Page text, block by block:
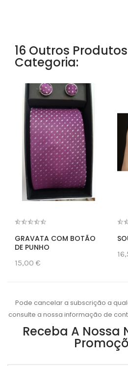
16 Outros
Categoria:
GRAVATA COM BOTÃO
DE PUNHO
15,00 €
Pode cancelar a subscrição a
consulte a nossa informação de
Receba A Nossa